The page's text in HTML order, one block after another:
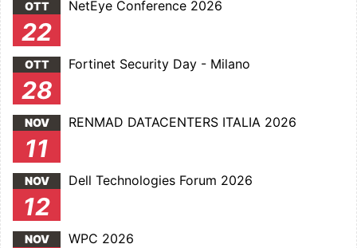
OTT
22
NetEye Conference 2026
OTT
28
Fortinet Security Day - Milano
NOV
11
RENMAD DATACENTERS ITALIA 2026
NOV
12
Dell Technologies Forum 2026
NOV WPC 2026